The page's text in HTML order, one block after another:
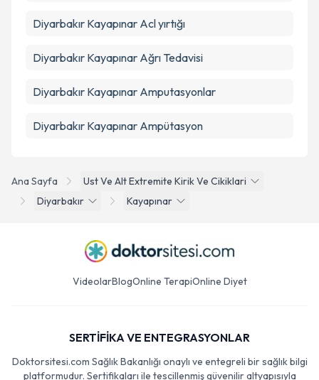
Ana Sayfa
Ust Ve Alt Extremite Kirik Ve Cikiklari
Diyarbakır
Kayapınar
Diyarbakır Kayapınar Acl yırtığı
Diyarbakır Kayapınar Ağrı Tedavisi
Diyarbakır Kayapınar Amputasyonlar
Diyarbakır Kayapınar Ampütasyon
VideolarBlogOnline TerapiOnline Diyet
SERTİFİKA VE ENTEGRASYONLAR
Doktorsitesi.com Sağlık Bakanlığı onaylı ve entegreli bir sağlık bilgi
platformudur. Sertifikaları ile tescillenmiş güvenilir altyapısıyla